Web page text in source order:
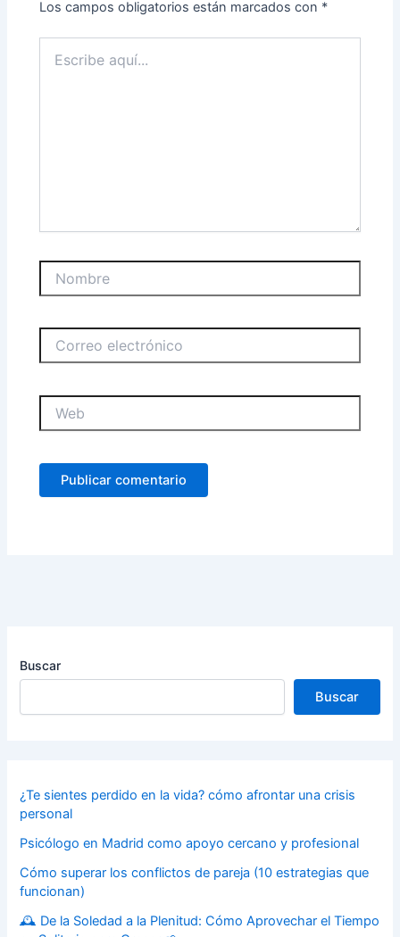
Los campos obligatorios están marcados con *
aquí...
electrónico
Buscar
Buscar
¿Te sientes perdido en la vida? cómo afrontar una crisis
personal
Psicólogo en Madrid como apoyo cercano y profesional
Cómo superar los conflictos de pareja (10 estrategias que
funcionan)
🕰️ De la Soledad a la Plenitud: Cómo Aprovechar el Tiempo